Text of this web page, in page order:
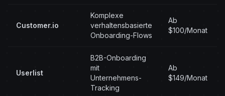
Customer.io
Komplexe
verhaltensbasierte
Onboarding-Flows
Ab
$100/Monat
Userlist
B2B-Onboarding
mit
Unternehmens-
Tracking
Ab
$149/Monat